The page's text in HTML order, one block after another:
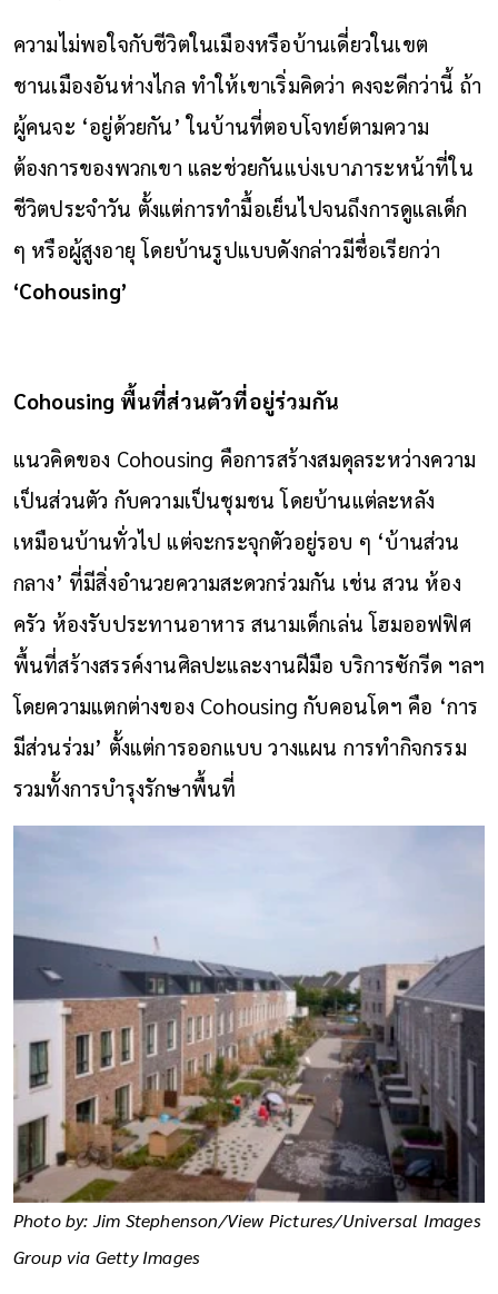
ความไม่พอใจกับชีวิตในเมืองหรือบ้านเดี่ยวในเขต
ชานเมืองอันห่างไกล ทำให้เขาเริ่มคิดว่า คงจะดีกว่านี้ ถ้า
ผู้คนจะ ‘อยู่ด้วยกัน’ ในบ้านที่ตอบโจทย์ตามความ
ต้องการของพวกเขา และช่วยกันแบ่งเบาภาระหน้าที่ใน
ชีวิตประจำวัน ตั้งแต่การทำมื้อเย็นไปจนถึงการดูแลเด็ก
ๆ หรือผู้สูงอายุ โดยบ้านรูปแบบดังกล่าวมีชื่อเรียกว่า
‘Cohousing’
Cohousing พื้นที่ส่วนตัวที่อยู่ร่วมกัน
แนวคิดของ Cohousing คือการสร้างสมดุลระหว่างความ
เป็นส่วนตัว กับความเป็นชุมชน โดยบ้านแต่ละหลัง
เหมือนบ้านทั่วไป แต่จะกระจุกตัวอยู่รอบ ๆ ‘บ้านส่วน
กลาง’ ที่มีสิ่งอำนวยความสะดวกร่วมกัน เช่น สวน ห้อง
ครัว ห้องรับประทานอาหาร สนามเด็กเล่น โฮมออฟฟิศ
พื้นที่สร้างสรรค์งานศิลปะและงานฝีมือ บริการซักรีด ฯลฯ
โดยความแตกต่างของ Cohousing กับคอนโดฯ คือ ‘การ
มีส่วนร่วม’ ตั้งแต่การออกแบบ วางแผน การทำกิจกรรม
รวมทั้งการบำรุงรักษาพื้นที่
Photo by: Jim Stephenson/View Pictures/Universal Images
Group via Getty Images